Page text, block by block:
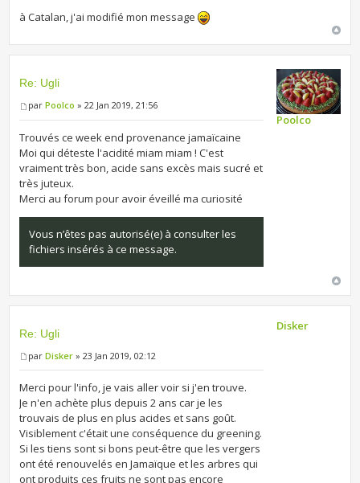
à Catalan, j'ai modifié mon message
Re: Ugli
parPoolco » 22 Jan 2019, 21:56
Trouvés ce week end provenance jamaïcaine
Moi qui déteste l'acidité miam miam ! C'est
vraiment très bon, acide sans excès mais sucré et
très juteux.
Merci au forum pour avoir éveillé ma curiosité
Vous n’êtes pas autorisé(e) à consulter les
fichiers insérés à ce message.
Poolco
Re: Ugli
parDisker » 23 Jan 2019, 02:12
Merci pour l'info, je vais aller voir si j'en trouve.
Je n'en achète plus depuis 2 ans car je les
trouvais de plus en plus acides et sans goût.
Visiblement c'était une conséquence du greening.
Si les tiens sont si bons peut-être que les vergers
ont été renouvelés en Jamaïque et les arbres qui
ont produits ces fruits ne sont pas encore
Disker